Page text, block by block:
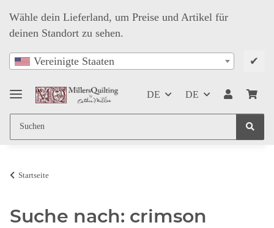
Wähle dein Lieferland, um Preise und Artikel für
deinen Standort zu sehen.
Vereinigte Staaten ✔
DE DE
Startseite
Suche nach: crimson